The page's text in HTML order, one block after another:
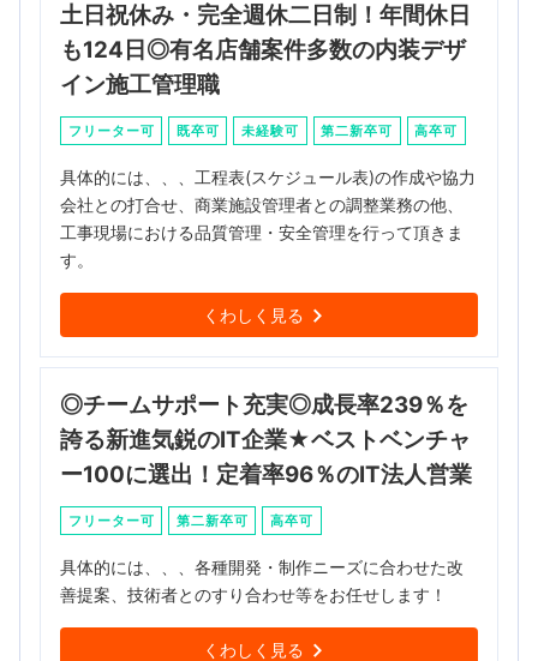
土日祝休み・完全週休二日制！年間休日
も124日◎有名店舗案件多数の内装デザ
イン施工管理職
フリーター可 既卒可 未経験可 第二新卒可 高卒可
具体的には、、、工程表(スケジュール表)の作成や協力
会社との打合せ、商業施設管理者との調整業務の他、
工事現場における品質管理・安全管理を行って頂きま
す。
くわしく見る
◎チームサポート充実◎成長率239％を
誇る新進気鋭のIT企業★ベストベンチャ
ー100に選出！定着率96％のIT法人営業
フリーター可 第二新卒可 高卒可
具体的には、、、各種開発・制作ニーズに合わせた改
善提案、技術者とのすり合わせ等をお任せします！
くわしく見る